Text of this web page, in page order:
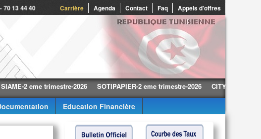
Carrière Agenda Contact Faq Appels d'offres
70 13 44 40
2 eme trimestre-2026 SOTIPAPIER-2 eme trimestre-2026 CITY CARS-2 eme
Education Financière